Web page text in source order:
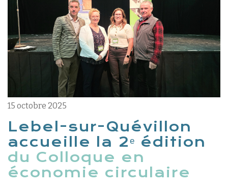
15 octobre 2025
Lebel-sur-Quévillon
accueille la 2ᵉ édition
du Colloque en
économie circulaire